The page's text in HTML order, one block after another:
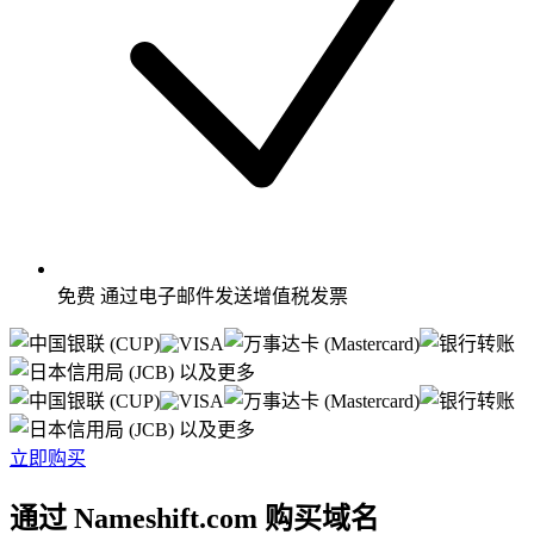
免费 通过电子邮件发送增值税发票
以及更多
以及更多
立即购买
通过 Nameshift.com 购买域名